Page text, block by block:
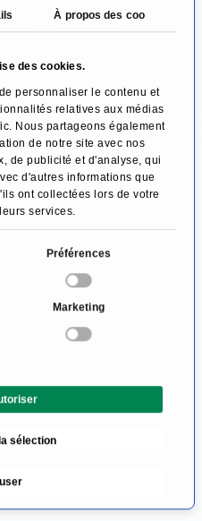
À propos des cookies
des cookies.
personnaliser le contenu et
relatives aux médias
Nous partageons également
de notre site avec nos
de publicité et d'analyse, qui
d'autres informations que
ont collectées lors de votre
services.
Préférences
Marketing
sélection
et des autres
n'est pas facile,
entre une
à l'âge
Le début
des signes. Un
la personne
avec le médecin
peut donner une
enquête sur les
s'agit notamment d'un
sang et d'une